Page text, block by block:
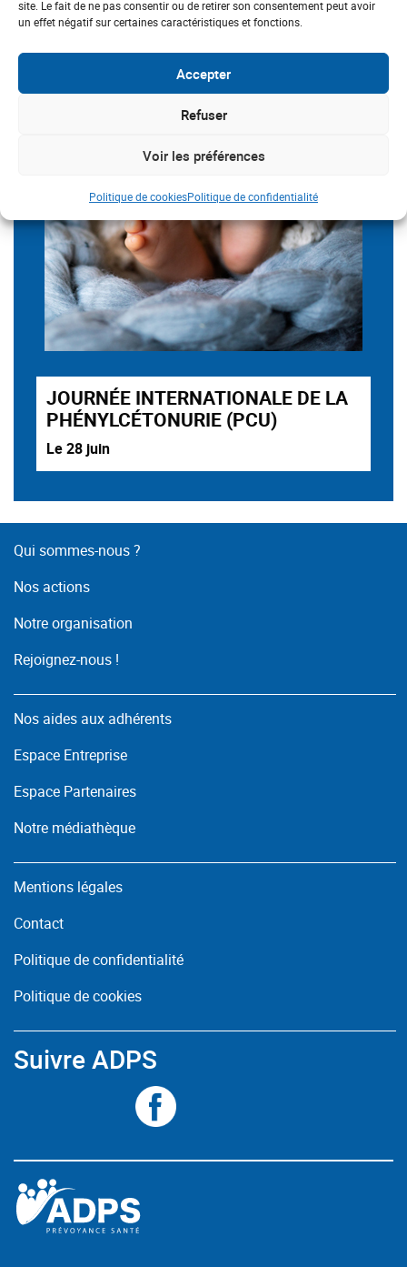
site. Le fait de ne pas consentir ou de retirer son consentement peut avoir
un effet négatif sur certaines caractéristiques et fonctions.
Accepter
Refuser
Voir les préférences
Politique de cookiesPolitique de confidentialité
JOURNÉE INTERNATIONALE DE LA
PHÉNYLCÉTONURIE (PCU)
Le 28 juin
Qui sommes-nous ?
Nos actions
Notre organisation
Rejoignez-nous !
Nos aides aux adhérents
Espace Entreprise
Espace Partenaires
Notre médiathèque
Mentions légales
Contact
Politique de confidentialité
Politique de cookies
Suivre ADPS